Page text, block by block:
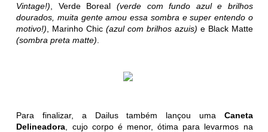
Vintage!) , Verde Boreal (verde com fundo azul e brilhos
dourados, muita gente amou essa sombra e super entendo o
motivo!) , Marinho Chic(azul com brilhos azuis) e Black Matte
(sombra preta matte)
Para finalizar, a Dailus também lançou uma Caneta
Delineadora , cujo corpo é menor, ótima para levarmos na